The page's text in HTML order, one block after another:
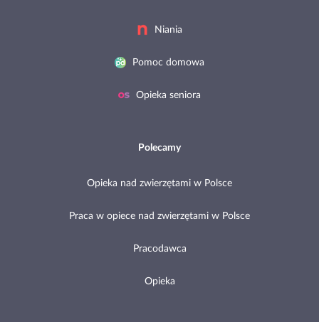
Niania
Pomoc domowa
Opieka seniora
Polecamy
Opieka nad zwierzętami w Polsce
Praca w opiece nad zwierzętami w Polsce
Pracodawca
Opieka